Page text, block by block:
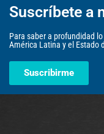
Suscríbete a
Para saber a profundidad
América Latina y el Estado
Suscribirme